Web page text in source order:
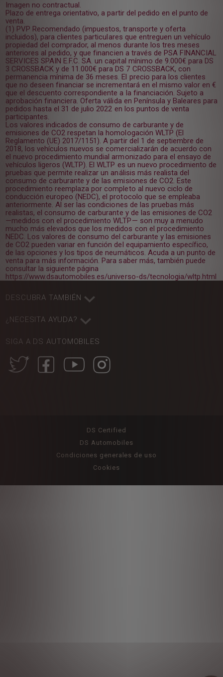
Imagen no contractual.
Plazo de entrega orientativo, a partir del pedido en el punto de
venta.
(1) PVP Recomendado (impuestos, transporte y oferta
incluidos), para clientes particulares que entreguen un vehículo
propiedad del comprador, al menos durante los tres meses
anteriores al pedido, y que financien a través de PSA FINANCIAL
SERVICES SPAIN E.F.C. SA. un capital mínimo de 9.000€ para DS
3 CROSSBACK y de 11.000€ para DS 7 CROSSBACK, con
permanencia mínima de 36 meses. El precio para los clientes
que no deseen financiar se incrementará en el mismo valor en €
que el descuento correspondiente a la financiación. Sujeto a
aprobación financiera. Oferta válida en Península y Baleares para
pedidos hasta el 31 de julio 2022 en los puntos de venta
participantes.
Los valores indicados de consumo de carburante y de
emisiones de CO2 respetan la homologación WLTP (El
Reglamento (UE) 2017/1151). A partir del 1 de septiembre de
2018, los vehículos nuevos se comercializarán de acuerdo con
el nuevo procedimiento mundial armonizado para el ensayo de
vehículos ligeros (WLTP). El WLTP es un nuevo procedimiento de
pruebas que permite realizar un análisis más realista del
consumo de carburante y de las emisiones de CO2. Este
procedimiento reemplaza por completo al nuevo ciclo de
conducción europeo (NEDC), el protocolo que se empleaba
anteriormente. Al ser las condiciones de las pruebas más
realistas, el consumo de carburante y de las emisiones de CO2
—medidos con el procedimiento WLTP— son muy a menudo
mucho más elevados que los medidos con el procedimiento
NEDC. Los valores de consumo del carburante y las emisiones
de CO2 pueden variar en función del equipamiento específico,
de las opciones y los tipos de neumáticos. Acuda a un punto de
venta para más información. Para saber más, también puede
consultar la siguiente página
https://www.dsautomobiles.es/universo-ds/tecnologia/wltp.html
DESCUBRA TAMBIÉN
¿NECESITA AYUDA?
SIGA A DS AUTOMOBILES
DS Certified
DS Automobiles
Condiciones generales de uso
Cookies